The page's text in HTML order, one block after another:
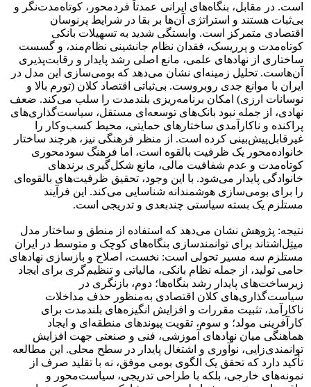
است. در مقابل، بنگاه‌های ایرانی عمدتاً فردمحور، کوتاه‌مدت‌نگر و
بی‌ثبات هستند و استراتژی آن‌ها بر بقا در شرایط پرنوسان
اقتصادی متمرکز است. وابستگی شدید به تسهیلات بانکی
کوتاه‌مدت و پرریسک، فقدان نظام جانشینی نظام‌مند، و گسست
ساختاری از نهادهای علمی، مانع اصلی رشد پایدار و رقابت‌پذیری
آن‌هاست. تحلیل زمینه‌ای نشان می‌دهد که بومی‌سازی این مدل در
ایران با موانع جدی روبروست. بی‌ثباتی اقتصاد کلان (تورم بالا و
نوسانات ارزی) امکان برنامه‌ریزی بلندمدت را سلب می‌کند. ضعف
نهادی، از جمله نبود بانک‌های توسعه‌ای مستقل، سیاست‌گذاری‌های
پراکنده و ناکارآمدی ساختارهای حمایتی، محیط کسب‌وکار را
غیرقابل‌پیش‌بینی کرده است. از منظر فرهنگی نیز، هرچند ساختار
خانواده‌محور یک ظرفیت بالقوه است، اما فرهنگ سودمحوری
کوتاه‌مدت و عدم شفافیت مالی، مانع شکل‌گیری برندهای
خانوادگی پایدار می‌شود. با این وجود، تحقیق ظرفیت‌های بالقوه‌ای
را برای بومی‌سازی هوشمندانه شناسایی می‌کند. این فرآیند
مستلزم یک بسته سیاستی چندبعدی و تدریجی است.
نتیجه: پژوهش نشان می‌دهد که استفاده از منطق و ساختار مدل
میتِل‌اشتاند برای توانمندسازی بنگاه‌های کوچک و متوسط در ایران
مستلزم سه مسیر تحولی است: نخست، اصلاح و بازسازی نهادهای
حامی تولید، از جمله نظام بانکی، مالیاتی و تنظیم‌گری برای ایجاد
زیرساخت‌های پایدار رشد بنگاه‌ها؛ دوم، بازنگری در
سیاست‌گذاری‌های کلان اقتصادی به‌منظور حذف مداخلات
ناکارآمد، تثبیت مقررات و افزایش انگیزه‌های بلندمدت برای
کارآفرینی مولد؛ و سوم، تقویت پیوندهای منطقه‌ای و ایجاد
هماهنگی میان نهادهای آموزشی، فنی و صنعتی جهت افزایش
توانمندی‌زایی، نوآوری و اشتغال پایدار در سطح محلی. این مطالعه
تأکید دارد که تحقق یک الگوی بومی موفق، نه با تقلید صرف از
نمونه‌های خارجی، بلکه با طراحی تدریجی، سیاست‌محور و